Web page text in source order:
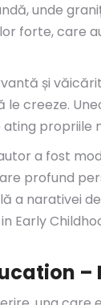
unde
forte, care
și
creeze.
propriile
a fost
profund
a
Early